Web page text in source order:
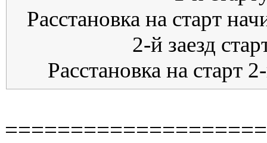
Расстановка на старт
2-й заезд
Расстановка на старт